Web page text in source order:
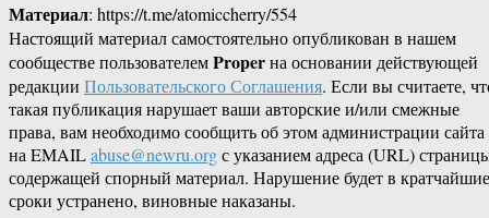
Материал: https://t.me/atomiccherry/554
Настоящий материал самостоятельно опубликован в нашем
сообществе пользователемProperна основании действующей
редакции Пользовательского Соглашения. Если вы считаете,
такая публикация нарушает ваши авторские и/или смежные
права, вам необходимо сообщить об этом администрации сайта
на EMAILabuse@newru.orgс указанием адреса (URL)
содержащей спорный материал. Нарушение будет в кратчайшие
сроки устранено, виновные наказаны.